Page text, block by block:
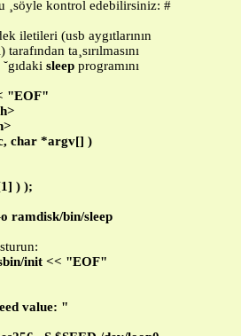
¸söyle kontrol edebilirsiniz: #
iletileri (usb aygıtlarının
ta¸sırılmasını
sleep programını
"EOF"
char *argv[] )
) );
ramdisk/bin/sleep
init << "EOF"
value: "